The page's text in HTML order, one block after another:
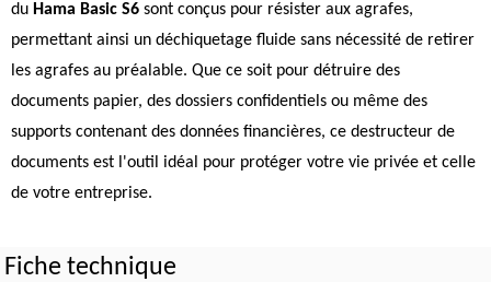
du Hama Basic S6 sont conçus pour résister aux agrafes,
permettant ainsi un déchiquetage fluide sans nécessité de retirer
les agrafes au préalable. Que ce soit pour détruire des
documents papier, des dossiers confidentiels ou même des
supports contenant des données financières, ce destructeur de
documents est l'outil idéal pour protéger votre vie privée et celle
de votre entreprise.
Fiche technique